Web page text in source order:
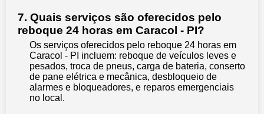
7. Quais serviços são oferecidos pelo
reboque 24 horas em Caracol - PI?
Os serviços oferecidos pelo reboque 24 horas em
Caracol - PI incluem: reboque de veículos leves e
pesados, troca de pneus, carga de bateria, conserto
de pane elétrica e mecânica, desbloqueio de
alarmes e bloqueadores, e reparos emergenciais
no local.